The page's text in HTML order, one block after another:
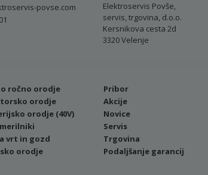
povse.com
Elektroservis Povše,
servis, trgovina, d.o.o.
Kersnikova cesta 2d
3320 Velenje
ročno orodje
orodje
orodje (40V)
vrt in gozd
orodje
Pribor
Akcije
Novice
Servis
Trgovina
Podaljšanje garancij